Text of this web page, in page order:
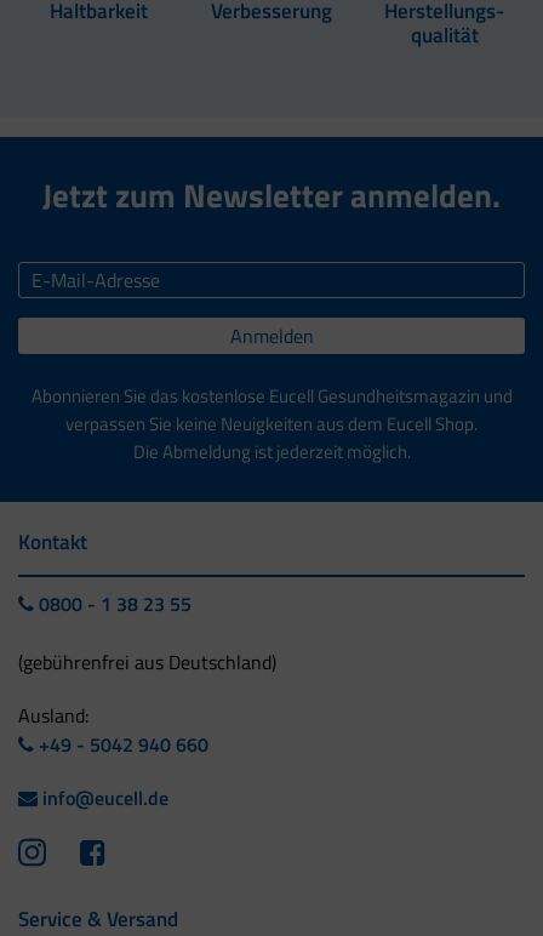
Haltbarkeit Verbesserung Herstellungs-
qualität
Jetzt zum Newsletter anmelden.
Anmelden
Abonnieren Sie das kostenlose Eucell Gesundheitsmagazin und
verpassen Sie keine Neuigkeiten aus dem Eucell Shop.
Die Abmeldung ist jederzeit möglich.
Kontakt
0800 - 1 38 23 55
(gebührenfrei aus Deutschland)
Ausland:
+49 - 5042 940 660
info@eucell.de
Service & Versand